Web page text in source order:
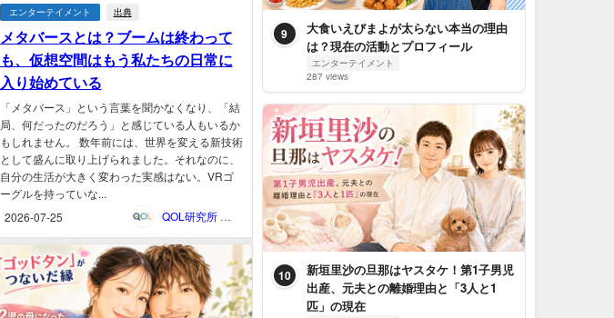
エンターテイメント 出典
メタバースとは？ブームは終わって
も、仮想空間はもう私たちの日常に
入り始めている
「メタバース」という言葉を聞かなくなり、「結
局、何だったのだろう」と感じている人もいるか
もしれません。 数年前には、世界を変える新技術
として盛んに取り上げられました。それなのに、
自分の生活が大きく変わった実感はない。VRゴ
ーグルを持っていな...
2026-07-25
QOL研究所 ウェブマガジン
9
大食いえびまよが太らない本当の理由
は？現在の活動とプロフィール
エンターテイメント
287 views
10
新垣里沙の旦那はヤスタケ！第1子男児
出産、元夫との離婚理由と「3人と1
匹」の現在